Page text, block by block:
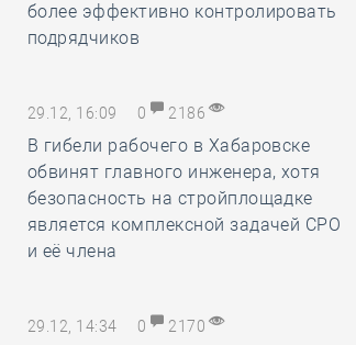
более эффективно контролировать
подрядчиков
29.12, 16:09 0 2186
В гибели рабочего в Хабаровске
обвинят главного инженера, хотя
безопасность на стройплощадке
является комплексной задачей СРО
и её члена
29.12, 14:34 0 2170